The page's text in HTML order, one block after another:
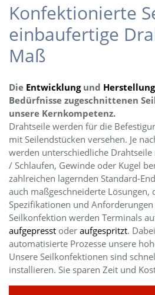
Konfektionierte
einbaufertige
Maß
Die Entwicklungund Herstellung
Bedürfnisse zugeschnittenen
unsere Kernkompetenz.
Drahtseile werden für die
mit Seilendstücken versehen. Je
werden unterschiedliche
/ Schlaufen, Gewinde oder Kugel
zahlreichen lagernden Standard-
auch maßgeschneiderte Lösungen,
Spezifikationen und
Seilkonfektion werden Terminals
aufgepresst oder aufgespritzt.
automatisierte Prozesse unsere
Unsere Seilkonfektionen sind
installieren. Sie sparen Zeit und